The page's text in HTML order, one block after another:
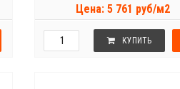
Цена: 5 761 руб/м2
КУПИТЬ